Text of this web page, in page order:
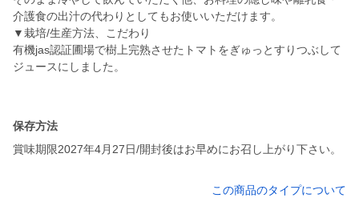
介護食の出汁の代わりとしてもお使いいただけます。
▼栽培/生産方法、こだわり
有機jas認証圃場で樹上完熟させたトマトをぎゅっとすりつぶして
ジュースにしました。
保存方法
賞味期限2027年4月27日/開封後はお早めにお召し上がり下さい。
この商品のタイプについて